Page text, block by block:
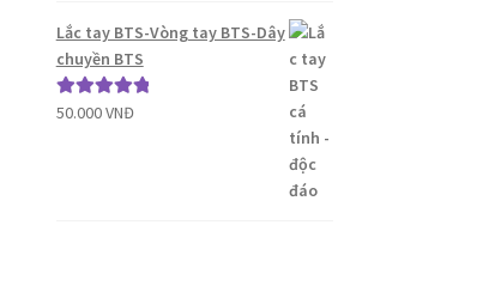
sao
Lắc tay BTS-Vòng tay BTS-Dây
chuyền BTS
Được xếp
50.000VNĐ